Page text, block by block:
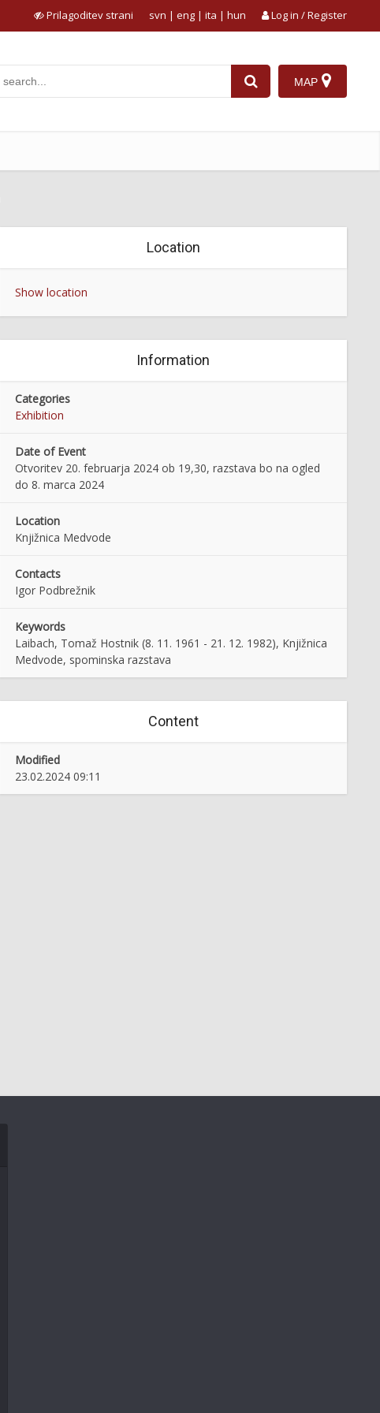
Prilagoditev strani Log in / Register
svn | eng | ita | hun
MAP
Location
Show location
Information
Categories
Exhibition
Date of Event
Otvoritev 20. februarja 2024 ob 19,30, razstava bo na ogled
do 8. marca 2024
Location
Knjižnica Medvode
Contacts
Igor Podbrežnik
Keywords
Laibach, Tomaž Hostnik (8. 11. 1961 - 21. 12. 1982), Knjižnica
Medvode, spominska razstava
Content
Modified
23.02.2024 09:11